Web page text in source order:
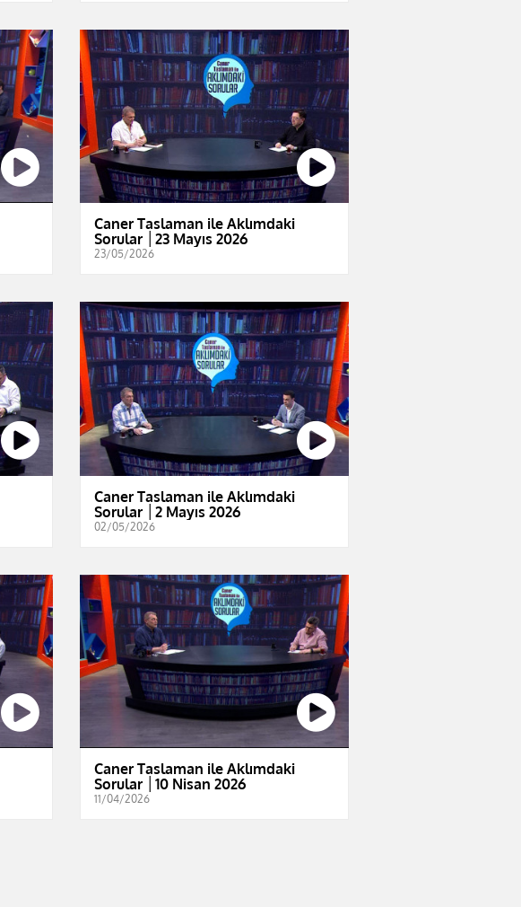
Caner Taslaman ile Aklımdaki
Sorular │23 Mayıs 2026
23/05/2026
Caner Taslaman ile Aklımdaki
Sorular │2 Mayıs 2026
02/05/2026
Caner Taslaman ile Aklımdaki
Sorular │10 Nisan 2026
11/04/2026